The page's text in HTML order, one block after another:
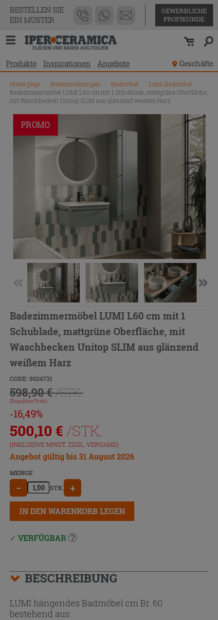
BESTELLEN SIE
EIN MUSTER
GEWERBLICHE
PROFIKUNDE
Produkte Inspirationen Angebote Geschäfte
Home page Badeinrichtungen Badmöbel Lumi Badmöbel
Badezimmermöbel LUMI L60 cm mit 1 Schublade, mattgrüne Oberfläche,
mit Waschbecken Unitop SLIM aus glänzend weißem Harz
PROMO
Badezimmermöbel LUMI L60 cm mit 1
Schublade, mattgrüne Oberfläche, mit
Waschbecken Unitop SLIM aus glänzend
weißem Harz
CODE: 9024731
598,90 €/STK.
(Regulärer Preis)
-16,49%
500,10 € /STK.
(INKLUSIVE MWST. ZZGL. VERSAND)
Angebot gültig bis 31 August 2026
MENGE
− STK. +
IN DEN WARENKORB LEGEN
VERFÜGBAR
BESCHREIBUNG
LUMI hängendes Badmöbel cm Br. 60
bestehend aus: